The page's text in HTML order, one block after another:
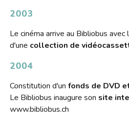
2003
Le cinéma arrive au Bibliobus
d'une collection de
2004
Constitution d'un fonds de DVD
Le Bibliobus inaugure son site
www.bibliobus.ch